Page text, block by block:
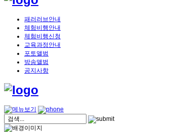
패러러브안내
체험비행안내
체험비행신청
교육과정안내
포토앨범
방송앨범
공지사항